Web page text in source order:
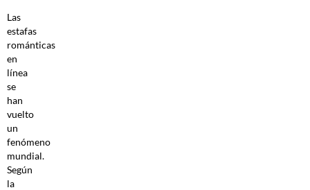
Las
estafas
románticas
en
línea
se
han
vuelto
un
fenómeno
mundial.
Según
la